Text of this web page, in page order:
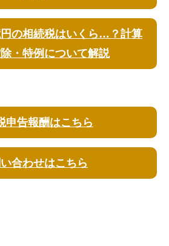
の相続税はいくら…？計算
・特例について解説
申告報酬はこちら
合わせはこちら